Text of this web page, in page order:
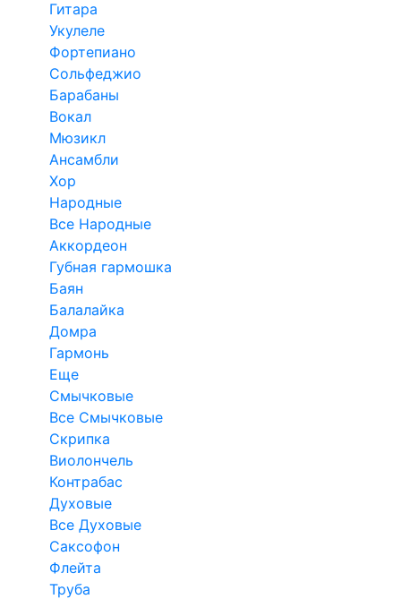
Гитара
Укулеле
Фортепиано
Сольфеджио
Барабаны
Вокал
Мюзикл
Ансамбли
Хор
Народные
Все Народные
Аккордеон
Губная гармошка
Баян
Балалайка
Домра
Гармонь
Еще
Смычковые
Все Смычковые
Скрипка
Виолончель
Контрабас
Духовые
Все Духовые
Саксофон
Флейта
Труба